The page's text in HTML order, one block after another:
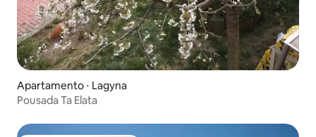
Apartamento ⋅ Lagyna
Pousada Ta Elata